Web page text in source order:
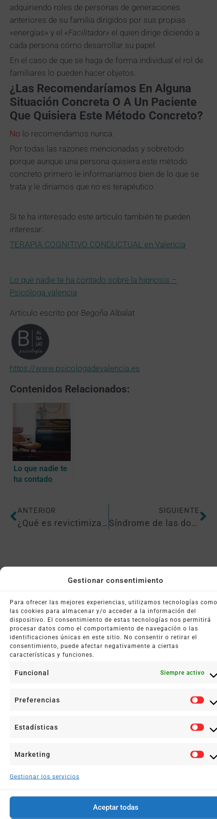
Gestionar consentimiento
Para ofrecer las mejores experiencias, utilizamos tecnologías como
las cookies para almacenar y/o acceder a la información del
dispositivo. El consentimiento de estas tecnologías nos permitirá
procesar datos como el comportamiento de navegación o las
identificaciones únicas en este sitio. No consentir o retirar el
consentimiento, puede afectar negativamente a ciertas
características y funciones.
Funcional Siempre activo
Preferencias
Estadísticas
Marketing
Gestionar los servicios
Aceptar todas
adquiriendo roles de personas de generaciones
anteriores de su familia dirigidos por sus propias
«energías» y el «Facilitador» el quien dirige diciendo a
cada persona cómo desarrollar su papel.
En el caso de que se haga de forma individual el rol de
familiares lo pueden hacer objetos.
¿Las Recomendaríamos En Alguna
Situación Concreta O A Un Paciente
Que Quisiera Este Método Concreto?
No lo recomendamos nunca.
Por todas las razones mencionadas y sobretodo
porque aunque una persona quisiera este método
concreto primero le informaríamos bien de lo que se
trata y le diríamos que no es terapéutico.
Si te ha interesado este artículo también te pueden
interesar:
TERAPIA COGNITIVO CONDUCTUAL en Valencia
Lo que nadie te ha contado sobre la hipnosis –
Psicóloga valencia
Artículo escrito por Begoña Albalat
https://www.psicologadevalencia.es
Contenidos Relacionados:
Lo que nadie te
ha contado
Psicóloga
valencia
ANTERIOR
¿Qué es revictimizar?
SIGUIENTE
Síndrome de las dos pantallas
Noticias relacionadas